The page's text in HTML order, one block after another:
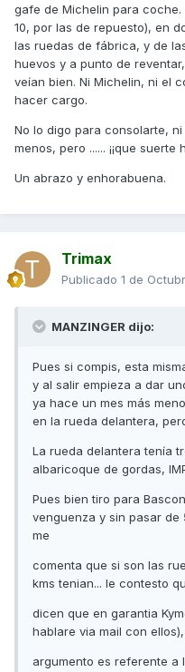
gafe de Michelin para
10, por las de repuesto), en
las ruedas de fábrica, y de
huevos y a punto de
veían bien. Ni Michelin, ni el
hacer cargo.
No lo digo para consolarte,
menos, pero ...... ¡¡que suerte
Un abrazo y enhorabuena.
Trimax
Publicado 1 de
MANZINGER dijo:
Pues si compis, esta
y al salir empieza a dar
ya hace un mes más
en la rueda delantera,
La rueda delantera tenía
albaricoque de gordas,
Pues bien tiro para
venguenza y sin pasar
me
comenta que si son las
kms tenian... le contesto
dicen que en garantia
hablare via mail con
argumento es referente a